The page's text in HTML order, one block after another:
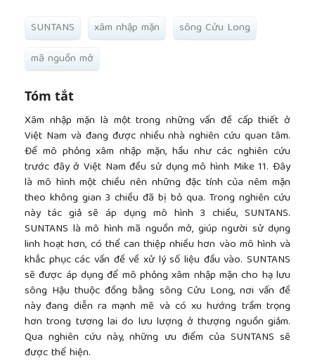
SUNTANS xâm nhập mặn
sông Cửu Long
mã nguồn mở
Tóm tắt
Xâm nhập mặn là một trong những vấn đề cấp thiết ở
Việt Nam và đang được nhiều nhà nghiên cứu quan tâm.
Để mô phỏng xâm nhập mặn, hầu như các nghiên cứu
trước đây ở Việt Nam đều sử dụng mô hình Mike 11. Đây
là mô hình một chiều nên những đặc tính của nêm mặn
theo không gian 3 chiều đã bị bỏ qua. Trong nghiên cứu
này tác giả sẽ áp dụng mô hình 3 chiều, SUNTANS.
SUNTANS là mô hình mã nguồn mở, giúp người sử dụng
linh hoạt hơn, có thể can thiệp nhiều hơn vào mô hình và
khắc phục các vấn đề về xử lý số liệu đầu vào. SUNTANS
sẽ được áp dụng để mô phỏng xâm nhập mặn cho hạ lưu
sông Hậu thuộc đồng bằng sông Cửu Long, nơi vấn đề
này đang diễn ra mạnh mẽ và có xu hướng trầm trọng
hơn trong tương lai do lưu lượng ở thượng nguồn giảm.
Qua nghiên cứu này, những ưu điểm của SUNTANS sẽ
được thể hiện.